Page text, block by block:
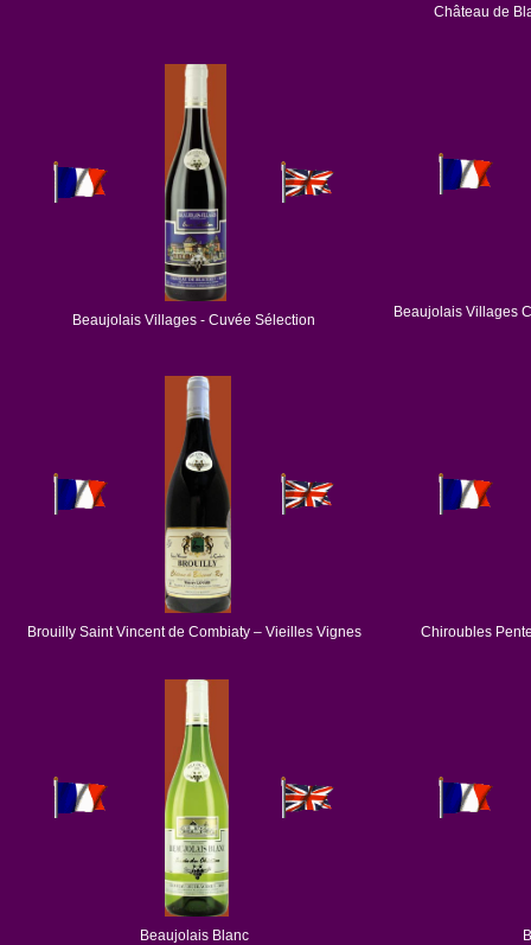
Château de
Beaujolais Villages - Cuvée Sélection Beaujolais Villages
Brouilly Saint Vincent de Combiaty – Vieilles Vignes Chiroubles
Beaujolais Blanc